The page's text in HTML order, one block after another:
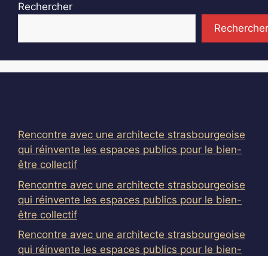
Rechercher
Rechercher
Rencontre avec une architecte strasbourgeoise
qui réinvente les espaces publics pour le bien-
être collectif
Rencontre avec une architecte strasbourgeoise
qui réinvente les espaces publics pour le bien-
être collectif
Rencontre avec une architecte strasbourgeoise
qui réinvente les espaces publics pour le bien-